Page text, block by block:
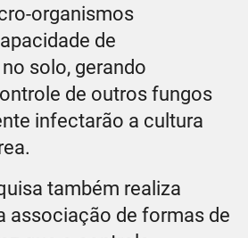
organismos
de
solo, gerando
de outros fungos
infectarão a cultura
também realiza
associação de formas de